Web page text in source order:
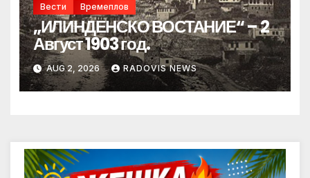
Вести Времеплов
„ИЛИНДЕНСКО ВОСТАНИЕ“ – 2
Август 1903 год.
AUG 2, 2026 RADOVIS NEWS